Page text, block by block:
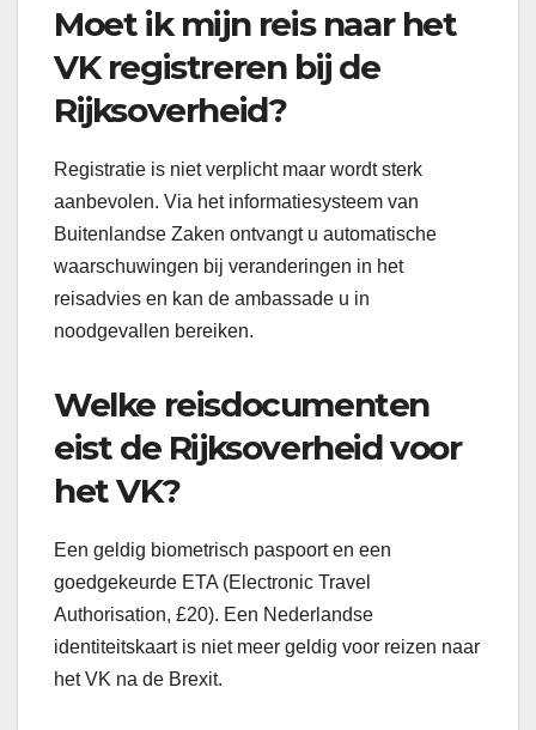
Moet ik mijn reis naar het
VK registreren bij de
Rijksoverheid?
Registratie is niet verplicht maar wordt sterk
aanbevolen. Via het informatiesysteem van
Buitenlandse Zaken ontvangt u automatische
waarschuwingen bij veranderingen in het
reisadvies en kan de ambassade u in
noodgevallen bereiken.
Welke reisdocumenten
eist de Rijksoverheid voor
het VK?
Een geldig biometrisch paspoort en een
goedgekeurde ETA (Electronic Travel
Authorisation, £20). Een Nederlandse
identiteitskaart is niet meer geldig voor reizen naar
het VK na de Brexit.